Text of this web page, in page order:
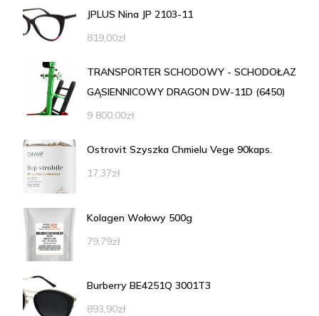
JPLUS Nina JP 2103-11
819,00zł
TRANSPORTER SCHODOWY - SCHODOŁAZ
GĄSIENNICOWY DRAGON DW-11D (6450)
9 800,00zł
Ostrovit Szyszka Chmielu Vege 90kaps.
17,37zł
Kolagen Wołowy 500g
79,79zł
Burberry BE4251Q 3001T3
893,90zł